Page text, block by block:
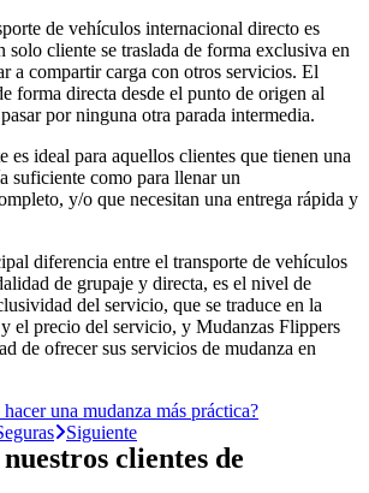
de vehículos internacional directo es
solo cliente se traslada de forma exclusiva en
a compartir carga con otros servicios. El
forma directa desde el punto de origen al
por ninguna otra parada intermedia.
es ideal para aquellos clientes que tienen una
suficiente como para llenar un
y/o que necesitan una entrega rápida y
diferencia entre el transporte de vehículos
de grupaje y directa, es el nivel de
del servicio, que se traduce en la
el precio del servicio, y Mudanzas Flippers
de ofrecer sus servicios de mudanza en
una mudanza más práctica?
Siguiente
clientes de